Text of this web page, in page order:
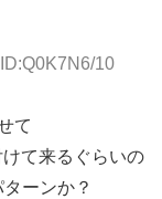
10
て
て来るぐらいの
ーンか？